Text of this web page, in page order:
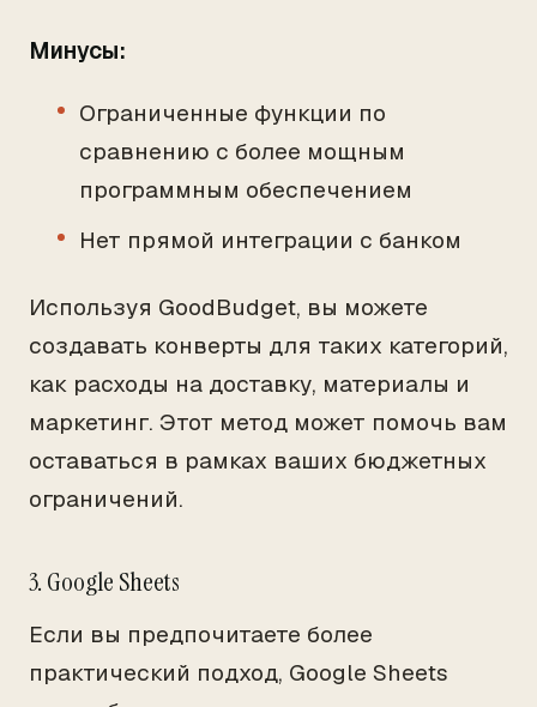
Минусы:
Ограниченные функции по
сравнению с более мощным
программным обеспечением
Нет прямой интеграции с банком
Используя GoodBudget, вы можете
создавать конверты для таких категорий,
как расходы на доставку, материалы и
маркетинг. Этот метод может помочь вам
оставаться в рамках ваших бюджетных
ограничений.
3. Google Sheets
Если вы предпочитаете более
практический подход, Google Sheets